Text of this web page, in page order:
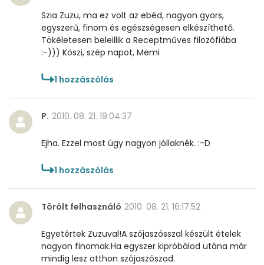
A vitamin (RAE):
90 micro
B6 vitamin:
0 mg
C vitamin:
D vitamin:
2 micro
K vitamin:
Tiamin - B1 vitamin:
Riboflavin - B2 vitamin:
1 mg
Niacin - B3 vitamin:
Szia Zuzu, ma ez volt az ebéd, nagyon gyors,
egyszerű, finom és egészségesen elkészíthető.
Tökéletesen beleillik a Receptműves filozófiába
:-))) Köszi, szép napot, Memi
1 hozzászólás
P. 2010. 08. 21. 19:04:37
Ejha. Ezzel most úgy nagyon jóllaknék. :-D
1 hozzászólás
Törölt felhasználó 2010. 08. 21. 16:17:52
Egyetértek Zuzuval!A szójaszósszal készült ételek
nagyon finomak.Ha egyszer kipróbálod utána már
mindig lesz otthon szójaszószod.